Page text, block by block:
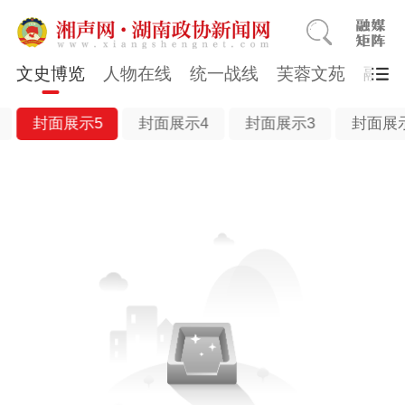
文史博览 人物在线 统一战线 芙蓉文苑 融媒
封面展示5 封面展示4 封面展示3 封面展